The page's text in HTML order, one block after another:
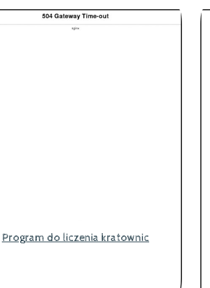
Program do liczenia kratownic